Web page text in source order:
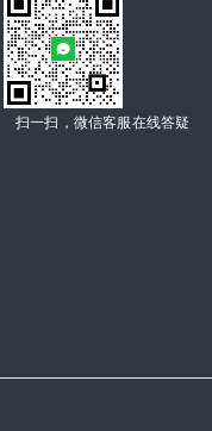
扫一扫，微信客服在线答疑